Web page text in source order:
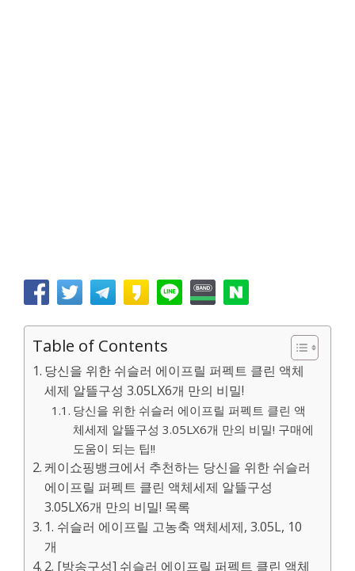
Table of Contents
당신을 위한 쉬슬러 에이프릴 퍼펙트 클린 액체
세제 알뜰구성 3.05LX6개 만의 비밀!
당신을 위한 쉬슬러 에이프릴 퍼펙트 클린 액
체세제 알뜰구성 3.05LX6개 만의 비밀! 구매에
도움이 되는 팁!!
케이쇼핑뱅크에서 추천하는 당신을 위한 쉬슬러
에이프릴 퍼펙트 클린 액체세제 알뜰구성
3.05LX6개 만의 비밀! 목록
1. 쉬슬러 에이프릴 고농축 액체세제, 3.05L, 10
개
2. [방송구성] 쉬슬러 에이프릴 퍼펙트 클린 액체